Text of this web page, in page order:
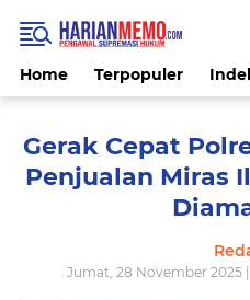
Home Terpopuler
Gerak Cepat
Penjualan Miras
Jumat, 28 November 2025